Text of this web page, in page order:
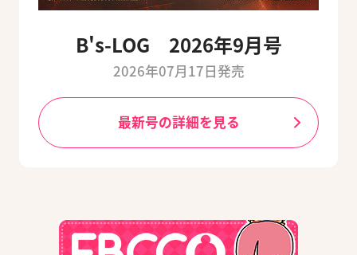
B's-LOG 2026年9月号
2026年07月17日発売
最新号の詳細を見る